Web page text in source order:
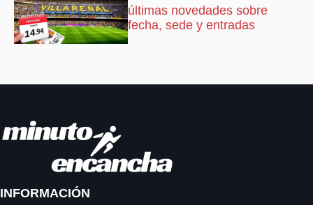
últimas novedades sobre
fecha, sede y entradas
INFORMACIÓN